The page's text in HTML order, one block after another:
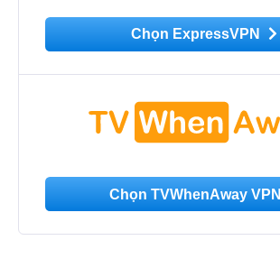
Chọn ExpressVPN
Chọn TVWhenAway VPN